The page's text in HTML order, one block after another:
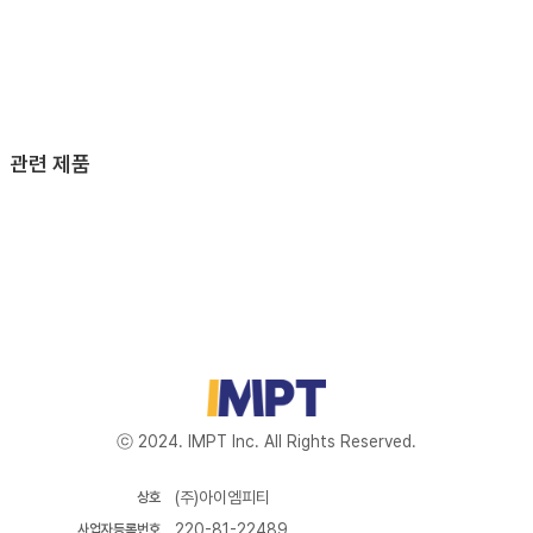
관련 제품
ⓒ 2024. IMPT Inc. All Rights Reserved.
(주)아이엠피티
상호
사업자등록번호